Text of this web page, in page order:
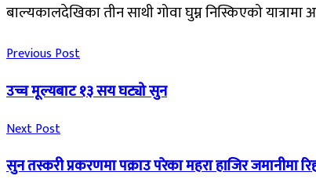
बाल्यकालदेखिका तीन साथी गोवा घुम्न निस्किएको
Previous Post
उच्च मूल्यबाट १३ सय घट्यो सुन
Next Post
सुन तस्करी प्रकरणमा पक्राउ परेका महरा हाजिर जमानीमा